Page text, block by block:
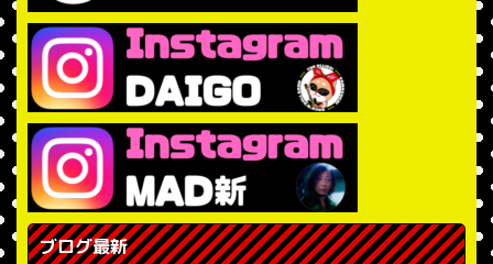
ブログ最新